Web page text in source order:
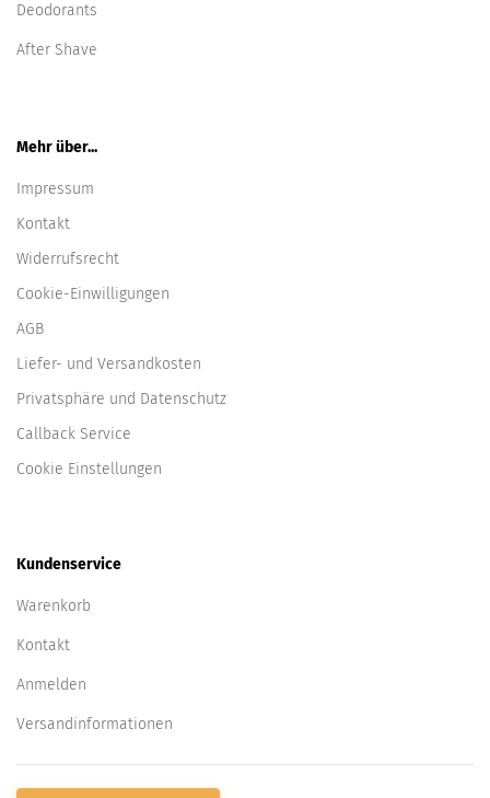
Deodorants
After Shave
Mehr über...
Impressum
Kontakt
Widerrufsrecht
Cookie-Einwilligungen
AGB
Liefer- und Versandkosten
Privatsphäre und Datenschutz
Callback Service
Cookie Einstellungen
Kundenservice
Warenkorb
Kontakt
Anmelden
Versandinformationen